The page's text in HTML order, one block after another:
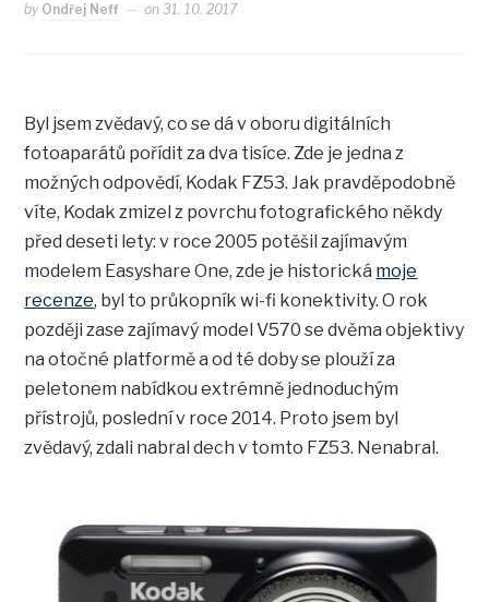
by Ondřej Neff on31. 10. 2017
Byl jsem zvědavý, co se dá v oboru digitálních
fotoaparátů pořídit za dva tisíce. Zde je jedna z
možných odpovědí, Kodak FZ53. Jak pravděpodobně
víte, Kodak zmizel z povrchu fotografického někdy
před deseti lety: v roce 2005 potěšil zajímavým
modelem Easyshare One, zde je historická moje
recenze, byl to průkopník wi-fi konektivity. O rok
později zase zajímavý model V570 se dvěma objektivy
na otočné platformě a od té doby se plouží za
peletonem nabídkou extrémně jednoduchým
přístrojů, poslední v roce 2014. Proto jsem byl
zvědavý, zdali nabral dech v tomto FZ53. Nenabral.